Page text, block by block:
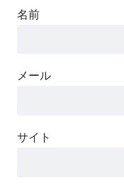
名前
メール
サイト